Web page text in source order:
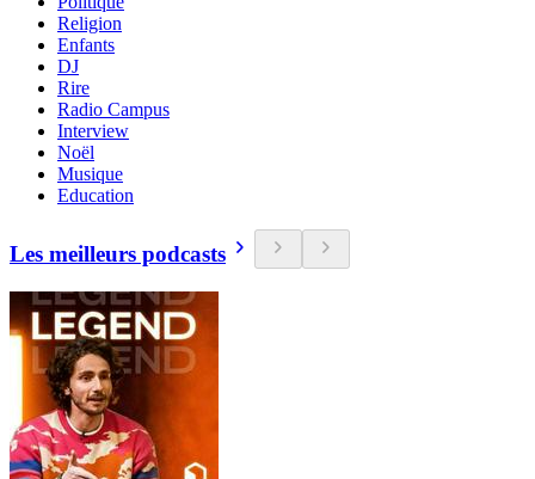
Religion
Enfants
DJ
Rire
Radio Campus
Interview
Noël
Musique
Education
Les meilleurs podcasts